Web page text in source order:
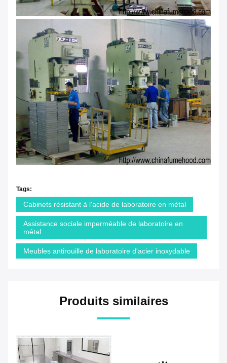
Tags:
Cabinets résistant à l'acide de laboratoire en métal
Assistance sociale imperméable de laboratoire en
métal
Meubles antirouille de laboratoire d'acier inoxydable
Produits similaires